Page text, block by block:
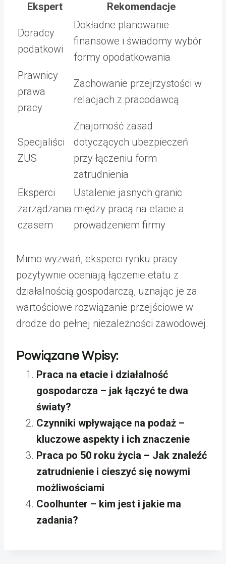
Ekspert Rekomendacje
Doradcy
podatkowi
Dokładne planowanie
finansowe i świadomy wybór
formy opodatkowania
Prawnicy
prawa
pracy
Zachowanie przejrzystości w
relacjach z pracodawcą
Specjaliści
ZUS
Znajomość zasad
dotyczących ubezpieczeń
przy łączeniu form
zatrudnienia
Eksperci
zarządzania
czasem
Ustalenie jasnych granic
między pracą na etacie a
prowadzeniem firmy
Mimo wyzwań, eksperci rynku pracy
pozytywnie oceniają łączenie etatu z
działalnością gospodarczą, uznając je za
wartościowe rozwiązanie przejściowe w
drodze do pełnej niezależności zawodowej.
Powiązane Wpisy:
Praca na etacie i działalność
gospodarcza – jak łączyć te dwa
światy?
Czynniki wpływające na podaż –
kluczowe aspekty i ich znaczenie
Praca po 50 roku życia – Jak znaleźć
zatrudnienie i cieszyć się nowymi
możliwościami
Coolhunter – kim jest i jakie ma
zadania?